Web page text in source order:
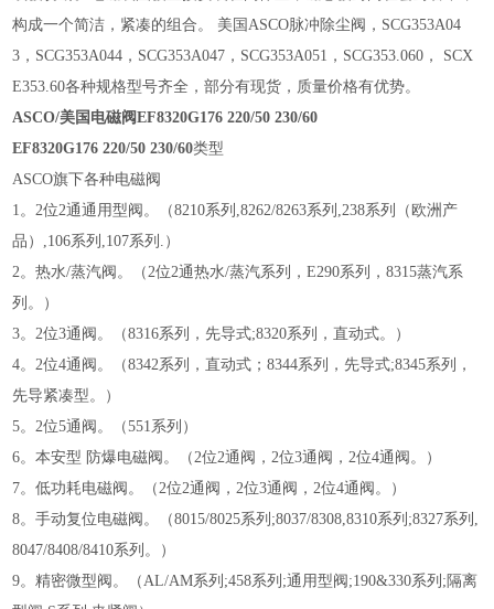
构成一个简洁，紧凑的组合。 美国ASCO脉冲除尘阀，SCG353A04
3，SCG353A044，SCG353A047，SCG353A051，SCG353.060， SCX
E353.60各种规格型号齐全，部分有现货，质量价格有优势。
ASCO/美国电磁阀EF8320G176 220/50 230/60
EF8320G176 220/50 230/60类型
ASCO旗下各种电磁阀
1。2位2通通用型阀。（8210系列,8262/8263系列,238系列（欧洲产
品）,106系列,107系列.）
2。热水/蒸汽阀。（2位2通热水/蒸汽系列，E290系列，8315蒸汽系
列。）
3。2位3通阀。（8316系列，先导式;8320系列，直动式。）
4。2位4通阀。（8342系列，直动式；8344系列，先导式;8345系列，
先导紧凑型。）
5。2位5通阀。（551系列）
6。本安型 防爆电磁阀。（2位2通阀，2位3通阀，2位4通阀。）
7。低功耗电磁阀。（2位2通阀，2位3通阀，2位4通阀。）
8。手动复位电磁阀。（8015/8025系列;8037/8308,8310系列;8327系列,
8047/8408/8410系列。）
9。精密微型阀。（AL/AM系列;458系列;通用型阀;190&330系列;隔离